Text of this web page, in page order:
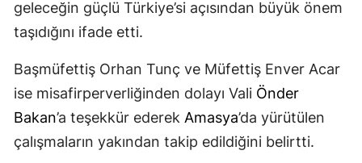
geleceğin güçlü Türkiye’si açısından büyük önem
taşıdığını ifade etti.
Başmüfettiş Orhan Tunç ve Müfettiş Enver Acar
ise misafirperverliğinden dolayı Vali Önder
Bakan’a teşekkür ederek Amasya’da yürütülen
çalışmaların yakından takip edildiğini belirtti.